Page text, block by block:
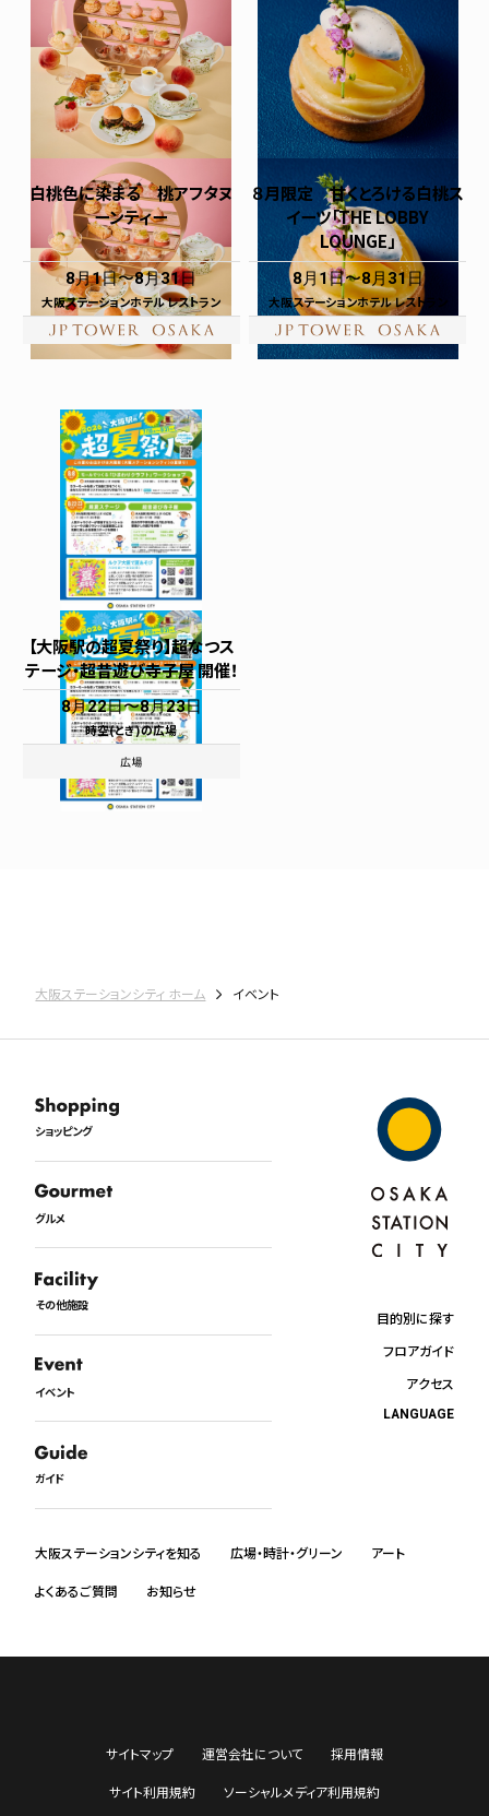
白桃色に染まる 桃アフタヌ
ーンティー
8月1日 8月31日
大阪ステーションホテル レストラン
８月限定 甘くとろける白桃ス
イーツ「THE LOBBY
LOUNGE」
8月1日 8月31日
大阪ステーションホテル レストラン
【大阪駅の超夏祭り】超なつス
テージ・超昔遊び寺子屋 開催！
8月22日 8月23日
時空(とき)の広場
大阪ステーションシティ ホーム イベント
ショッピング
グルメ
その他施設
イベント
ガイド
大阪ステーションシティを知る 広場・時計・グリーン アート
目的別に探す
フロアガイド
アクセス
LANGUAGE
ภาษาไทย
よくあるご質問 お知らせ
サイトマップ 運営会社について 採用情報
サイト利用規約 ソーシャルメディア利用規約